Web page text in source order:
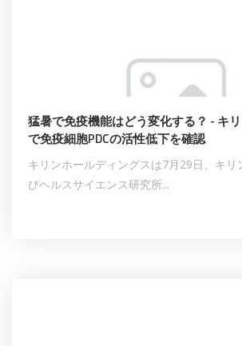
猛暑で免疫機能はどう変化する？ - キ
で免疫細胞PDCの活性低下を確認
キリンホールディングスは7月29日、キリ
びヘルスサイエンス研究所...